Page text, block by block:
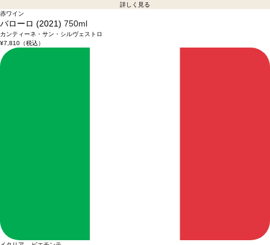
詳しく見る
赤ワイン
バローロ (2021) 750ml
カンティーネ・サン・シルヴェストロ
¥7,810（税込）